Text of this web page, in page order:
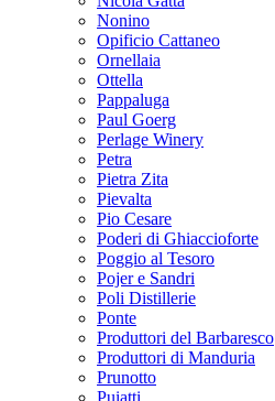
Nonino
Opificio Cattaneo
Ornellaia
Ottella
Pappaluga
Paul Goerg
Perlage Winery
Petra
Pietra Zita
Pievalta
Pio Cesare
Poderi di Ghiaccioforte
Poggio al Tesoro
Pojer e Sandri
Poli Distillerie
Ponte
Produttori del Barbaresco
Produttori di Manduria
Prunotto
Puiatti